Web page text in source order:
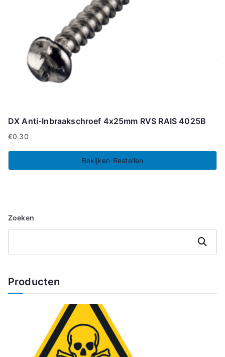
DX Anti-Inbraakschroef 4x25mm RVS RAIS 4025B
€0.30
Bekijken-Bestellen
Zoeken
Zoeken
Producten